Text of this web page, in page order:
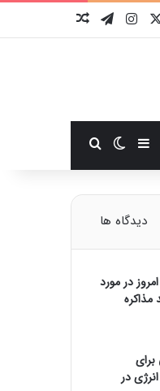
ایکس اینستاگرام
تلگرام
نوشته تصادفی
سایدبارتغییر پوسته
دیدگاه ها
در مورد
در